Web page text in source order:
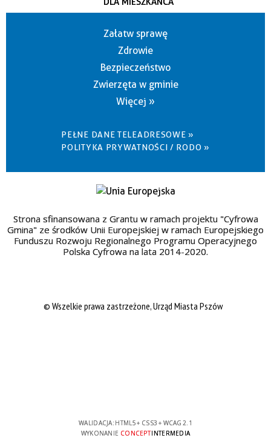
Załatw sprawę
Zdrowie
Bezpieczeństwo
Zwierzęta w gminie
Więcej »
PEŁNE DANE TELEADRESOWE »
POLITYKA PRYWATNOŚCI / RODO »
Strona sfinansowana z Grantu w ramach projektu "Cyfrowa
Gmina" ze środków Unii Europejskiej w ramach Europejskiego
Funduszu Rozwoju Regionalnego Programu Operacyjnego
Polska Cyfrowa na lata 2014-2020.
© Wszelkie prawa zastrzeżone, Urząd Miasta Pszów
WALIDACJA: HTML5+ CSS3 + WCAG 2.1
WYKONANIE CONCEPTINTERMEDIA